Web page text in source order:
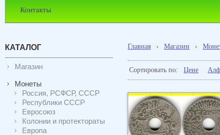
Контакты
КАТАЛОГ
Магазин
Монеты
Россия, РСФСР, СССР
Республики СССР
Евросоюз
Колонии и протектораты
Европа
Главная › Магазин ›
Сортировать по: Цене